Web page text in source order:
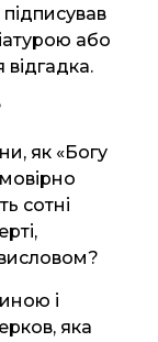
або
відгадка.
як «Богу
сотні
і
яка